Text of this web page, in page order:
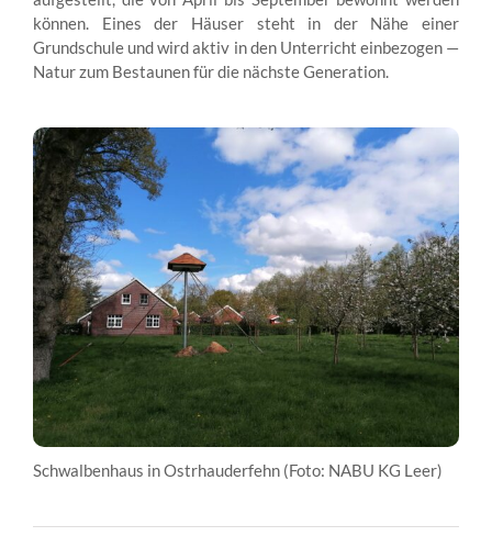
können. Eines der Häuser steht in der Nähe einer
Grundschule und wird aktiv in den Unterricht einbezogen —
Natur zum Bestaunen für die nächste Generation.
Schwalbenhaus in Ostrhauderfehn (Foto: NABU KG Leer)